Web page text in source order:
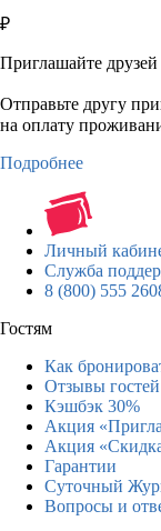
₽
Приглашайте
Отправьте другу
на оплату
Подробнее
Личный
Служба
8 (800) 555
Гостям
Как
Отзывы гостей
Кэшбэк 30%
Акция
Акция
Гарантии
Суточный
Вопросы и